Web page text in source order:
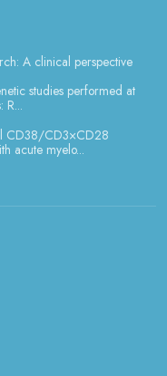
A clinical perspective
studies performed at
R...
CD38/CD3×CD28
acute myelo...